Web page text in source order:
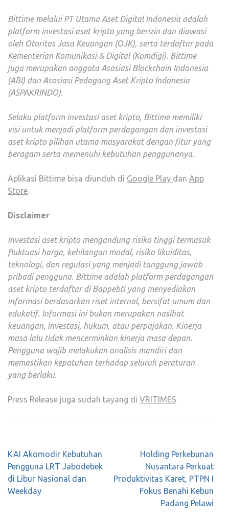
Bittime melalui PT Utama Aset Digital Indonesia adalah
platform investasi aset kripto yang berizin dan diawasi
oleh Otoritas Jasa Keuangan (OJK), serta terdaftar pada
Kementerian Komunikasi & Digital (Komdigi). Bittime
juga merupakan anggota Asosiasi Blockchain Indonesia
(ABI) dan Asosiasi Pedagang Aset Kripto Indonesia
(ASPAKRINDO).
Selaku platform investasi aset kripto, Bittime memiliki
visi untuk menjadi platform perdagangan dan investasi
aset kripto pilihan utama masyarakat dengan fitur yang
beragam serta memenuhi kebutuhan penggunanya.
Aplikasi Bittime bisa diunduh di Google Play dan App
Store.
Disclaimer
Investasi aset kripto mengandung risiko tinggi termasuk
fluktuasi harga, kehilangan modal, risiko likuiditas,
teknologi, dan regulasi yang menjadi tanggung jawab
pribadi pengguna. Bittime adalah platform perdagangan
aset kripto terdaftar di Bappebti yang menyediakan
informasi berdasarkan riset internal, bersifat umum dan
edukatif. Informasi ini bukan merupakan nasihat
keuangan, investasi, hukum, atau perpajakan. Kinerja
masa lalu tidak mencerminkan kinerja masa depan.
Pengguna wajib melakukan analisis mandiri dan
memastikan kepatuhan terhadap seluruh peraturan
yang berlaku.
Press Release juga sudah tayang di VRITIMES
Post
navigation
KAI Akomodir Kebutuhan
Pengguna LRT Jabodebek
di Libur Nasional dan
Weekday
Holding Perkebunan
Nusantara Perkuat
Produktivitas Karet, PTPN I
Fokus Benahi Kebun
Padang Pelawi